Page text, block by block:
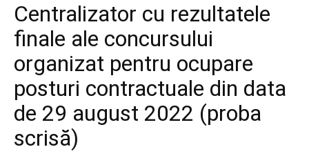
Centralizator cu rezultatele
finale ale concursului
organizat pentru ocupare
posturi contractuale din data
de 29 august 2022 (proba
scrisă)